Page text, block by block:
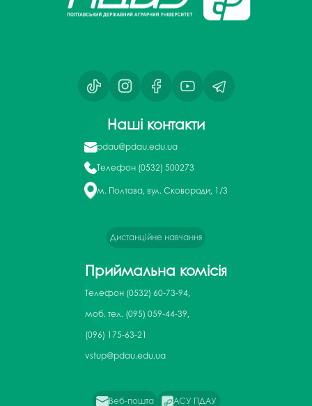
Наші контакти
pdau@pdau.edu.ua
Телефон (0532) 500273
м. Полтава, вул. Сковороди, 1/3
Дистанційне навчання
Приймальна комісія
Телефон (0532) 60-73-94,
моб. тел. (095) 059-44-39,
(096) 175-63-21
vstup@pdau.edu.ua
Веб-пошта АСУ ПДАУ